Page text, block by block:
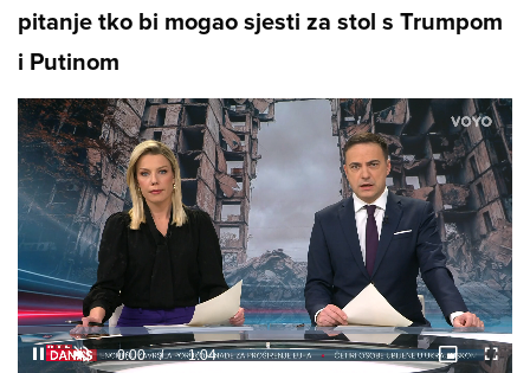
pitanje tko bi mogao sjesti za stol s Trumpom
i Putinom
Unmute /
Loaded:
22.81%